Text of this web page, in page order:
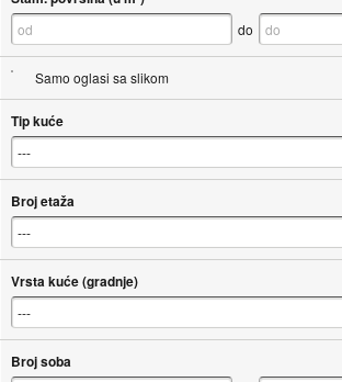
do
Samo oglasi sa slikom
Tip kuće
Broj etaža
Vrsta kuće (gradnje)
Broj soba